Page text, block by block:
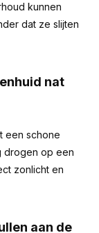
kunnen
dat ze slijten
nat
een schone
drogen op een
zonlicht en
aan de